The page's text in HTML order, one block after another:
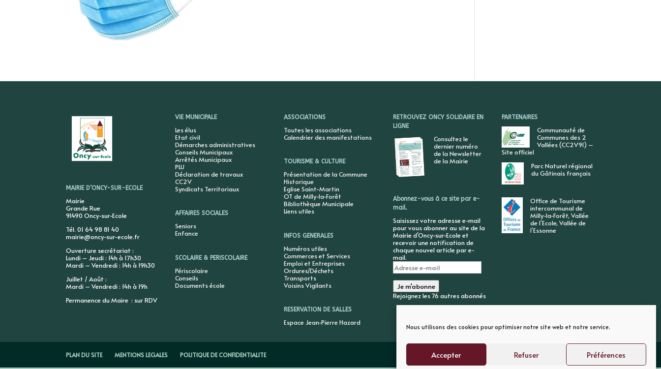
Nous utilisons des cookies pour optimiser notre site web et notre service.
Accepter Refuser Préférences
MAIRIE D’ONCY-SUR-ECOLE
Mairie
Grande Rue
91490 Oncy-sur-Ecole
Tél. 01 64 98 81 40
mairie@oncy-sur-ecole.fr
Ouverture secrétariat :
Lundi – Jeudi : 14h à 17h30
Mardi – Vendredi : 14h à 19h30
Juillet / Août :
Mardi – Vendredi : 14h à 19h
Permanence du Maire : sur RDV
VIE MUNICIPALE
Les élus
Etat civil
Démarches administratives
Conseils Municipaux
Arrêtés Municipaux
PLU
Déclaration de travaux
CC2V
Syndicats Territoriaux
AFFAIRES SOCIALES
Seniors
Enfance
SCOLAIRE & PERISCOLAIRE
Périscolaire
Conseils
Documents école
ASSOCIATIONS
Toutes les associations
Calendrier des manifestations
TOURISME & CULTURE
Présentation de la Commune
Historique
Eglise Saint-Martin
OT de Milly-la-Forêt
Bibliothèque Municipale
Liens utiles
INFOS GENERALES
Numéros utiles
Commerces et Services
Emploi et Entreprises
Ordures/Déchets
Transports
Voisins Vigilants
RESERVATION DE SALLES
Espace Jean-Pierre Hazard
RETROUVEZ ONCY SOLIDAIRE EN
LIGNE
Consultez le
dernier numéro
de la Newsletter
de la Mairie
Abonnez-vous à ce site par e-
mail.
Saisissez votre adresse e-mail
pour vous abonner au site de la
Mairie d'Oncy-sur-Ecole et
recevoir une notification de
chaque nouvel article par e-
mail.
Adresse
e-
mail
Je m'abonne
Rejoignez les 76 autres abonnés
PARTENAIRES
Communauté de
Communes des 2
Vallées (CC2V91) –
Site officiel
Parc Naturel régional
du Gâtinais français
Office de Tourisme
intercommunal de
Milly-la-Forêt, Vallée
de l’Ecole, Vallée de
l’Essonne
PLAN DU SITE MENTIONS LEGALES POLITIQUE DE CONFIDENTIALITE